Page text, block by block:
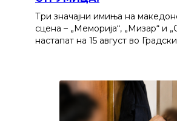
Три значајни имиња на
сцена – „Меморија“, „Мизар“ и
настапат на 15 август во